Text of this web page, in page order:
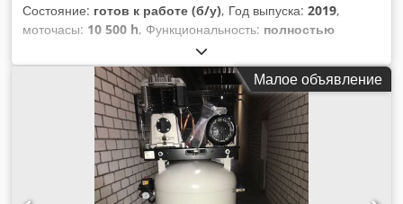
Состояние: готов к работе (б/у), Год выпуска: 2019,
моточасы: 10 500 h, Функциональность: полностью
, общий вес:898 кг
(101,97 л.с.), объёмный поток:476 м³/ч, давление (макс.):
, тип охлаждения: воздух, Оборудование:
Идентификационная табличка в наличии,
документация / руководство, исправный винтовой
компрессор мощностью 75 кВт с регулированием частоты
вращения. Dodpfjzrihrex Ahuock
Малое объявление